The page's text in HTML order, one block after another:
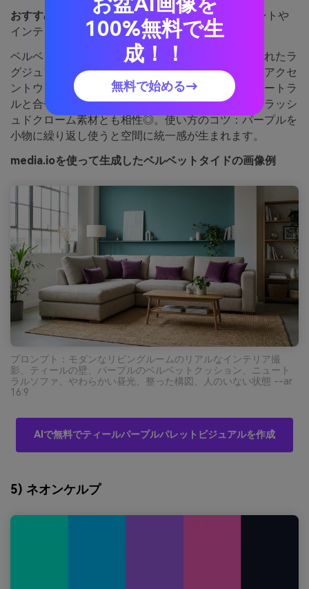
おすすめ用途：
モダンなリビングルームのアクセントや
インテリアスタイリング
ベルベットの陰影と海のパワー。大胆ながら洗練されたラ
グジュアリー感があります。クッションやアート、アクセ
ントウォールにピッタリで、硬質感は白や淡いニュートラ
ルと合せることで調和します。マットブラックやブラッシ
ュドクローム素材とも相性◎。使い方のコツ：パープルを
小物に繰り返し使うと空間に統一感が生まれます。
media.ioを使って生成したベルベットタイドの画像例
プロンプト：モダンなリビングルームのリアルなインテリア撮
影、ティールの壁、パープルのベルベットクッション、ニュート
ラルソファ、やわらかい昼光、整った構図、人のいない状態 --ar
16:9
AIで無料でティールパープルパレットビジュアルを作成
5) ネオンケルプ
100%無料で生
成！！
無料で始める→